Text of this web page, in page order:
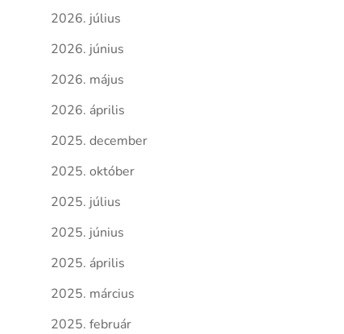
2026. július
2026. június
2026. május
2026. április
2025. december
2025. október
2025. július
2025. június
2025. április
2025. március
2025. február